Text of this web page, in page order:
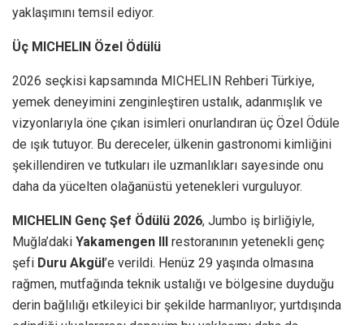
yaklaşımını temsil ediyor.
Üç MICHELIN Özel Ödülü
2026 seçkisi kapsamında MICHELIN Rehberi Türkiye,
yemek deneyimini zenginleştiren ustalık, adanmışlık ve
vizyonlarıyla öne çıkan isimleri onurlandıran üç Özel Ödüle
de ışık tutuyor. Bu dereceler, ülkenin gastronomi kimliğini
şekillendiren ve tutkuları ile uzmanlıkları sayesinde onu
daha da yücelten olağanüstü yetenekleri vurguluyor.
MICHELIN Genç Şef Ödülü 2026, Jumbo iş birliğiyle,
Muğla’daki Yakamengen III restoranının yetenekli genç
şefi Duru Akgül’e verildi. Henüz 29 yaşında olmasına
rağmen, mutfağında teknik ustalığı ve bölgesine duyduğu
derin bağlılığı etkileyici bir şekilde harmanlıyor; yurtdışında